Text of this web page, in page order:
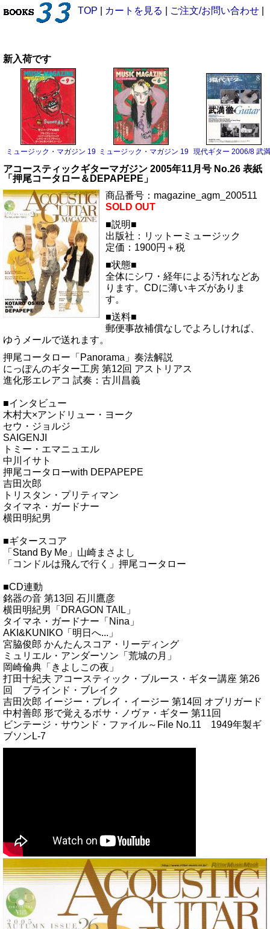
TOP カートを見る ご注文/お問い合わせ
新入荷です
ミュージック・マガジン 1983/9 サニー・アデミュージック・マガジン 1983/6 ボーイ・ジョージ
現代ギター 2006/8 武
アコースティックギターマガジン 2005年11月号 No.26 表紙
「押尾コータロー＆DEPAPEPE」
商品番号：magazine_agm_200511
SOLD OUT
■説明■
出版社：リットーミュージック
定価：1900円＋税
■状態■
全体にシワ・経年による汚れなどあ
ります。CDに薄いキズがありま
す。
■送料■
郵便事故補償なしでよろしければ、
ゆうメールで送れます。
押尾コータロー「Panorama」奏法解説
にっぽんのギター工房 第12回 アストリアス
進化形エレアコ 試奏：古川昌義
■インタビュー
木村大×アンドリュー・ヨーク
セウ・ジョルジ
SAIGENJI
トミー・エマニュエル
中川イサト
押尾コータローwith DEPAPEPE
吉田次郎
トリスタン・プリティマン
タイマネ・ガードナー
横田明紀男
■ギタースコア
「Stand By Me」山崎まさよし
「コンドルは飛んで行く」押尾コータロー
■CD連動
銘器の音 第13回 石川鷹彦
横田明紀男「DRAGON TAIL」
タイマネ・ガードナー「Nina」
AKI&KUNIKO「明日へ...」
宮脇俊郎 かんたんスコア・リーディング
ミュリエル・アンダーソン「荒城の月」
岡崎倫典「きよしこの夜」
打田十紀夫 アコースティック・ブルース・ギター講座 第26
回 ブラインド・ブレイク
吉田次郎 イージー・プレイ・イージー 第14回 オブリガード
中村善郎 形で覚えるボサ・ノヴァ・ギター 第11回
ビンテージ・サウンド・ファイル～File No.11 1949年製ギ
ブソンL-7